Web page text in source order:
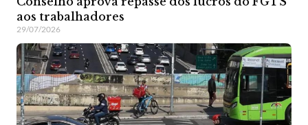
aos trabalhadores
29/07/2026